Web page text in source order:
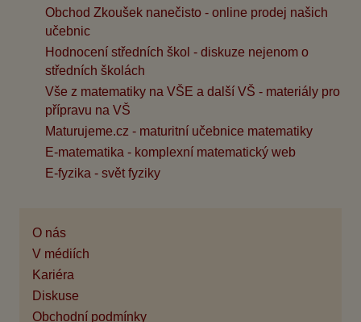
Obchod Zkoušek nanečisto - online prodej našich
učebnic
Hodnocení středních škol - diskuze nejenom o
středních školách
Vše z matematiky na VŠE a další VŠ - materiály pro
přípravu na VŠ
Maturujeme.cz - maturitní učebnice matematiky
E-matematika - komplexní matematický web
E-fyzika - svět fyziky
O nás
V médiích
Kariéra
Diskuse
Obchodní podmínky